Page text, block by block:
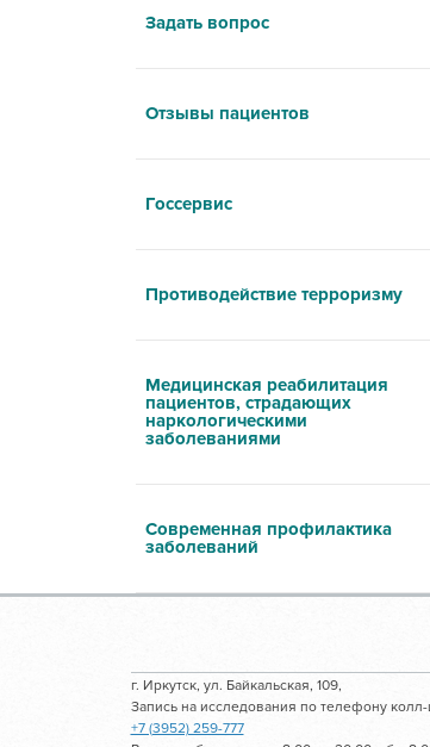
Задать вопрос
Отзывы пациентов
Госсервис
Противодействие терроризму
Медицинская реабилитация
пациентов, страдающих
наркологическими
заболеваниями
Современная профилактика
заболеваний
г. Иркутск, ул. Байкальская, 109,
Запись на исследования по телефону колл-
+7 (3952) 259-777